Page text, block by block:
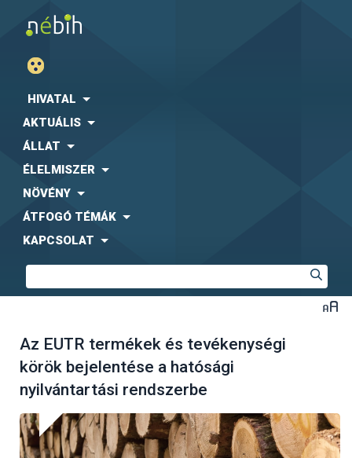
HIVATAL
AKTUÁLIS
ÁLLAT
ÉLELMISZER
NÖVÉNY
ÁTFOGÓ TÉMÁK
KAPCSOLAT
Az EUTR termékek és tevékenységi
körök bejelentése a hatósági
nyilvántartási rendszerbe